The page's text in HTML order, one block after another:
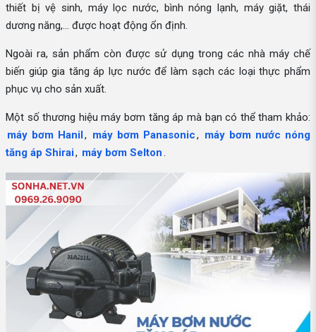
thiết bị vệ sinh, máy lọc nước, bình nóng lạnh, máy giặt, thái
dương năng,... được hoạt động ổn định.
Ngoài ra, sản phẩm còn được sử dụng trong các nhà máy chế
biến giúp gia tăng áp lực nước để làm sạch các loại thực phẩm
phục vụ cho sản xuất.
Một số thương hiệu máy bơm tăng áp mà bạn có thể tham khảo:
máy bơm Hanil, máy bơm Panasonic, máy bơm nước nóng
tăng áp Shirai, máy bơm Selton.